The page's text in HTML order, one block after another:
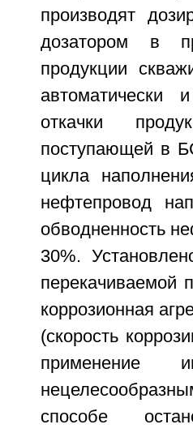
производят
дозатором в
продукции
автоматически
откачки
поступающей в
цикла
нефтепровод
обводненность
30%.
перекачиваемой
коррозионная
(скорость
применение
способе